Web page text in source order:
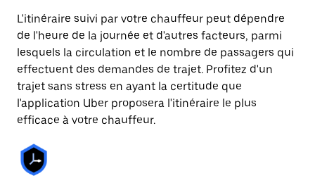
L'itinéraire suivi par votre chauffeur peut dépendre
de l'heure de la journée et d'autres facteurs, parmi
lesquels la circulation et le nombre de passagers qui
effectuent des demandes de trajet. Profitez d'un
trajet sans stress en ayant la certitude que
l'application Uber proposera l'itinéraire le plus
efficace à votre chauffeur.